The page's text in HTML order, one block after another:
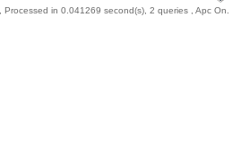
, Processed in 0.041269 second(s), 2 queries , Apc On.